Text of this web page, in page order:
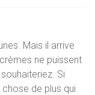
Mais il arrive
ne puissent
Si
de plus qui